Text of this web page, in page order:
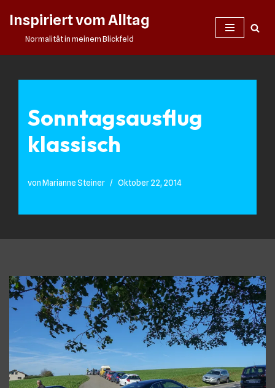
Inspiriert vom Alltag
Normalität in meinem Blickfeld
Sonntagsausflug
klassisch
vonMarianne Steiner Oktober 22, 2014